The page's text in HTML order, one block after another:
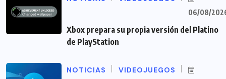
06/08/
Xbox prepara su propia versión del Platino
de PlayStation
NOTICIAS VIDEOJUEGOS